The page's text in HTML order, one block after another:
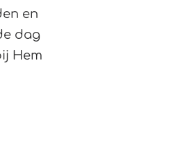
en
dag
Hem